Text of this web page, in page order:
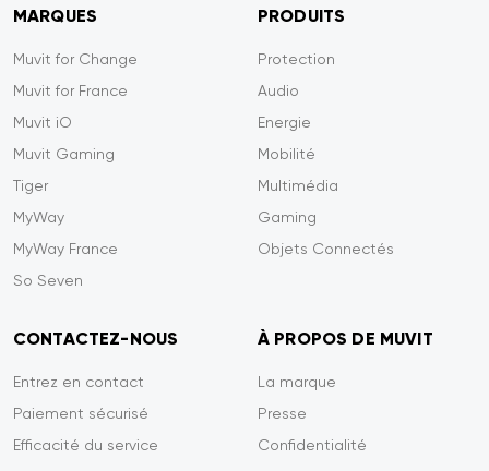
MARQUES
Muvit for Change
Muvit for France
Muvit iO
Muvit Gaming
Tiger
MyWay
MyWay France
So Seven
PRODUITS
Protection
Audio
Energie
Mobilité
Multimédia
Gaming
Objets Connectés
CONTACTEZ-NOUS
Entrez en contact
Paiement sécurisé
Efficacité du service
À PROPOS DE MUVIT
La marque
Presse
Confidentialité